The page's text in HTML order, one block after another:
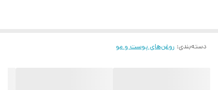
دسته‌بندی: روغن‌های پوست و مو